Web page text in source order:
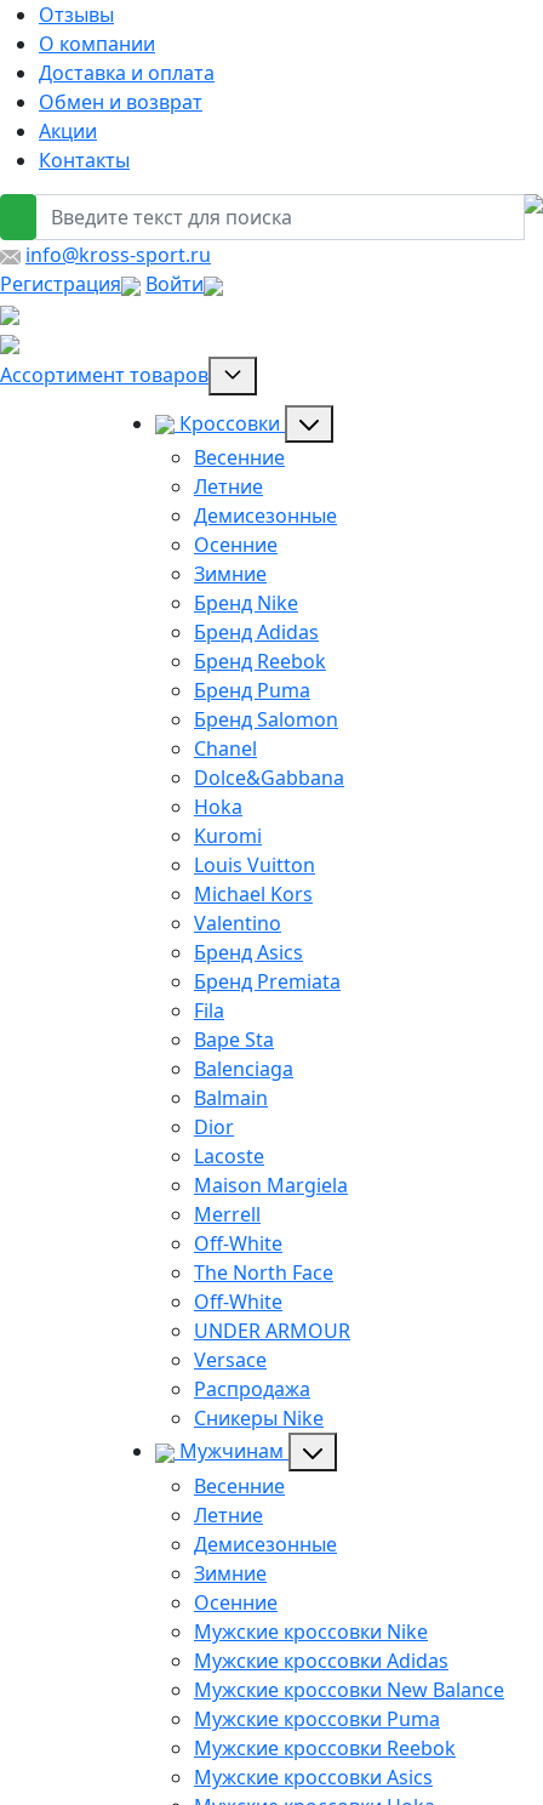
Отзывы
О компании
Доставка и оплата
Обмен и возврат
Акции
Контакты
info@kross-sport.ru
Регистрация
Войти
Ассортимент товаров
Кроссовки
Весенние
Летние
Демисезонные
Осенние
Зимние
Бренд Nike
Бренд Adidas
Бренд Reebok
Бренд Puma
Бренд Salomon
Chanel
Dolce&Gabbana
Hoka
Kuromi
Louis Vuitton
Michael Kors
Valentino
Бренд Asics
Бренд Premiata
Fila
Bape Sta
Balenciaga
Balmain
Dior
Lacoste
Maison Margiela
Merrell
Off-White
The North Face
Off-White
UNDER ARMOUR
Versace
Распродажа
Сникеры Nike
Мужчинам
Весенние
Летние
Демисезонные
Зимние
Осенние
Мужские кроссовки Nike
Мужские кроссовки Adidas
Мужские кроссовки New Balance
Мужские кроссовки Puma
Мужские кроссовки Reebok
Мужские кроссовки Asics